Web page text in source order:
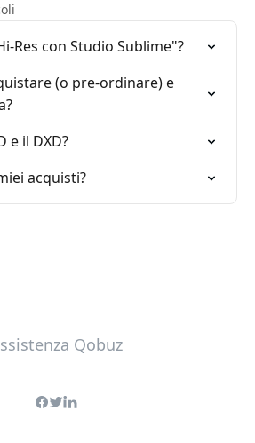
Res con Studio Sublime"?
(o pre-ordinare) e
e il DXD?
acquisti?
Qobuz